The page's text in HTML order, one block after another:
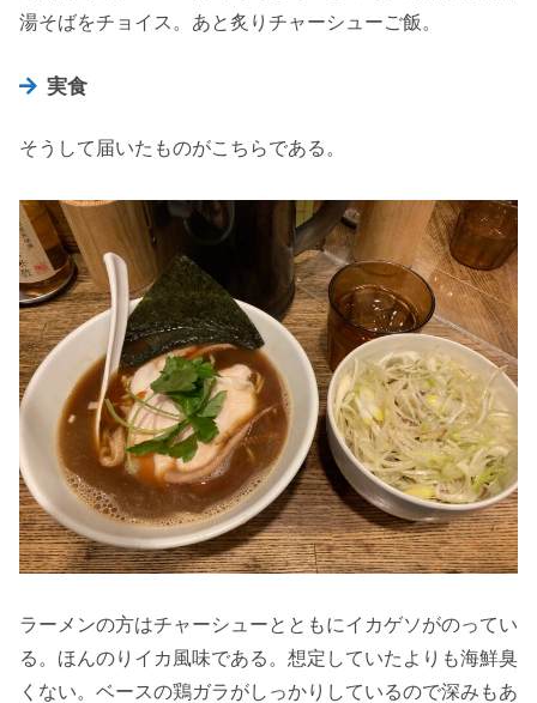
湯そばをチョイス。あと炙りチャーシューご飯。
実食
そうして届いたものがこちらである。
ラーメンの方はチャーシューとともにイカゲソがのってい
る。ほんのりイカ風味である。想定していたよりも海鮮臭
くない。ベースの鶏ガラがしっかりしているので深みもあ